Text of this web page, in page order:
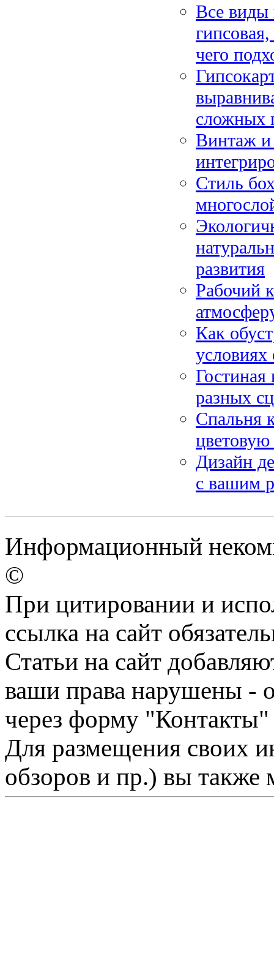
Все виды
чего
сложных
Винтаж и
Стиль
развития
Рабочий
Как
условиях
Гостиная
разных
Спальня
Дизайн
с вашим
Информационный
©
При цитировании и
ссылка на сайт
Статьи на сайт
ваши права нарушены -
через форму "Контакты"
Для размещения своих
обзоров и пр.) вы также